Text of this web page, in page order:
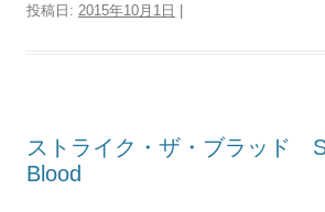
投稿日: 2015年10月1日
ストライク・ザ・ブラッド
Blood